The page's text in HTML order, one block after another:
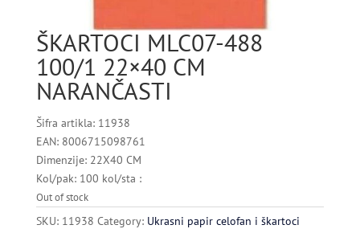
ŠKARTOCI MLC07-488
100/1 22×40 CM
NARANČASTI
Šifra artikla: 11938
EAN: 8006715098761
Dimenzije: 22X40 CM
Kol/pak: 100 kol/sta :
Out of stock
SKU: 11938 Category: Ukrasni papir celofan i škartoci